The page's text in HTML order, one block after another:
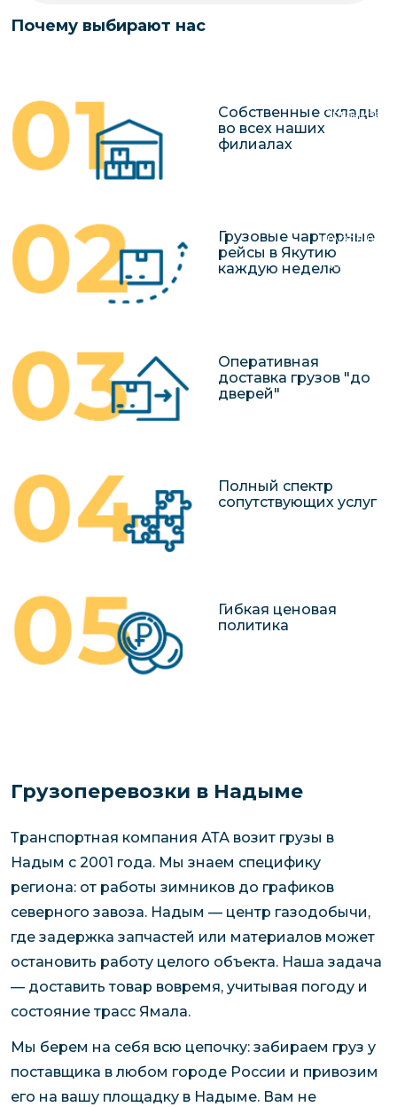
грузов в
Перевозка
Почему выбирают нас
Собственные склады
во всех наших
филиалах
Грузовые чартерные
рейсы в Якутию
каждую неделю
Оперативная
доставка грузов "до
дверей"
Полный спектр
сопутствующих услуг
Гибкая ценовая
политика
Грузоперевозки в Надыме
Транспортная компания АТА возит грузы в
Надым с 2001 года. Мы знаем специфику
региона: от работы зимников до графиков
северного завоза. Надым — центр газодобычи,
где задержка запчастей или материалов может
остановить работу целого объекта. Наша задача
— доставить товар вовремя, учитывая погоду и
состояние трасс Ямала.
Мы берем на себя всю цепочку: забираем груз у
поставщика в любом городе России и привозим
его на вашу площадку в Надыме. Вам не